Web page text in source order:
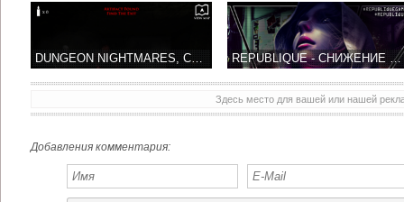
DUNGEON NIGHTMARES, САМАЯ СТРАШНАЯ АТМОСФЕРА - ПОДЗЕМЕЛЬЕ REPUBLIQUE - СНИЖЕНИЕ ЦЕНЫ НА ПОДПИСКУ 5-ТИ СЕЗОНОВ, ВСЕГО 33 РУБЛЯ!
Здесь место для вашей или нашей
Добавления комментария: